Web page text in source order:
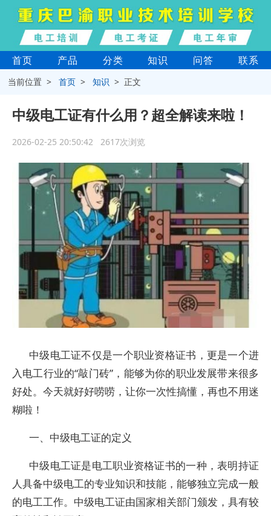
首页 产品 分类 知识 问答 联系
当前位置 >首页 >知识 > 正文
中级电工证有什么用？超全解读来啦！
2026-02-25 20:50:42 2617次浏览
中级电工证不仅是一个职业资格证书，更是一个进
入电工行业的“敲门砖”，能够为你的职业发展带来很多
好处。今天就好好唠唠，让你一次性搞懂，再也不用迷
糊啦！
一、中级电工证的定义
中级电工证是电工职业资格证书的一种，表明持证
人具备中级电工的专业知识和技能，能够独立完成一般
的电工工作。中级电工证由国家相关部门颁发，具有较